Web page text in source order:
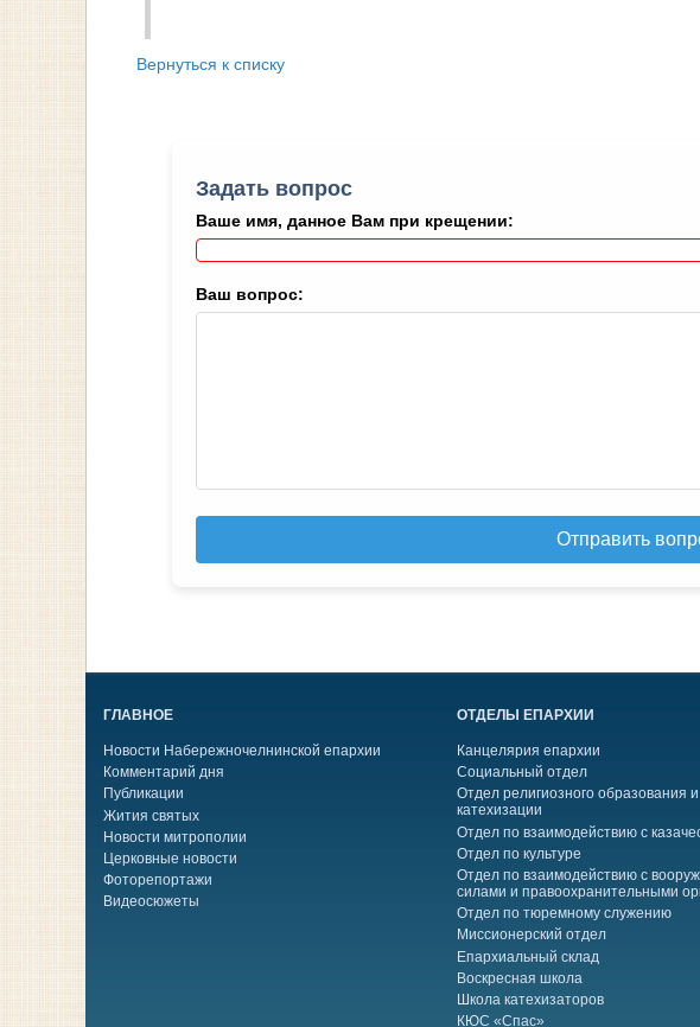
Вернуться к списку
Задать вопрос
Ваше имя, данное Вам при крещении:
Ваш вопрос:
Отправить
ГЛАВНОЕ
Новости Набережночелнинской епархии
Комментарий дня
Публикации
Жития святых
Новости митрополии
Церковные новости
Фоторепортажи
Видеосюжеты
ОТДЕЛЫ ЕПАРХИИ
Канцелярия епархии
Социальный отдел
Отдел религиозного образования и
катехизации
Отдел по взаимодействию с
Отдел по культуре
Отдел по взаимодействию с
силами и правоохранительными
Отдел по тюремному служению
Миссионерский отдел
Епархиальный склад
Воскресная школа
Школа катехизаторов
КЮС «Спас»